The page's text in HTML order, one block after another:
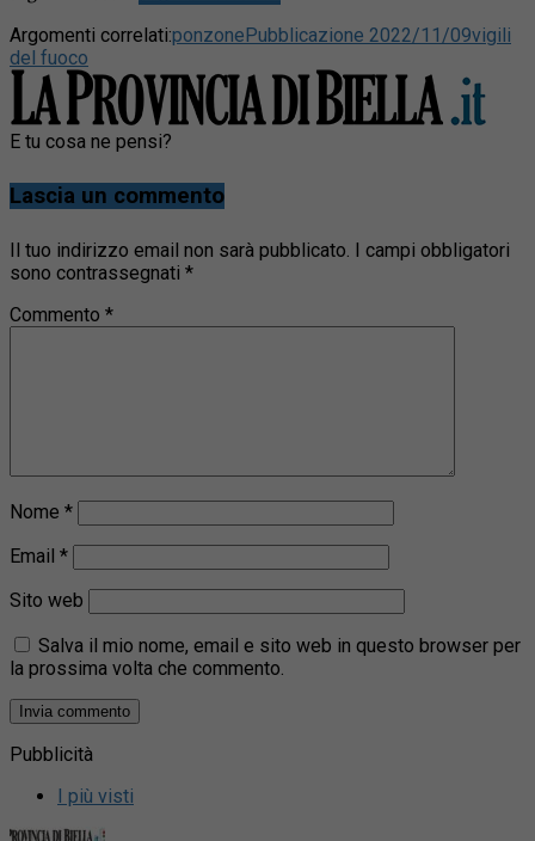
Argomenti correlati:ponzonePubblicazione 2022/11/09vigili
del fuoco
E tu cosa ne pensi?
Lascia un commento
Il tuo indirizzo email non sarà pubblicato. I campi obbligatori
sono contrassegnati *
Commento *
Nome *
Email *
Sito web
Salva il mio nome, email e sito web in questo browser per
la prossima volta che commento.
Pubblicità
I più visti